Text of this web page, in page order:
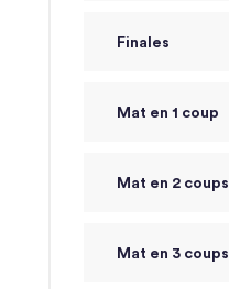
Finales
Mat en 1 coup
Mat en 2 coups
Mat en 3 coups